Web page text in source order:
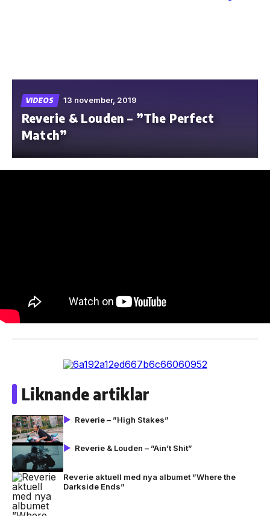
content
VIDEOS 13 november, 2019
Reverie & Louden – ”The Perfect
Match”
Liknande artiklar
Reverie – ”High Stakes”
Reverie & Louden – ”Ain’t Shit”
Reverie aktuell med nya albumet ”Where the
Darkside Ends”